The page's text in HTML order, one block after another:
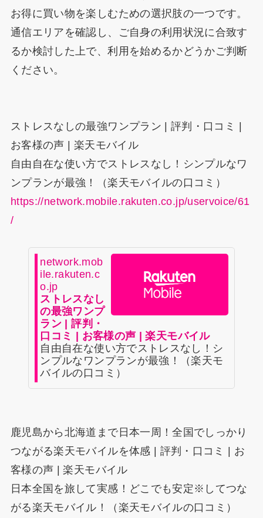
お得に買い物を楽しむための選択肢の一つです。
通信エリアを確認し、ご自身の利用状況に合致す
るか検討した上で、利用を始めるかどうかご判断
ください。
ストレスなしの最強ワンプラン | 評判・口コミ |
お客様の声 | 楽天モバイル
自由自在な使い方でストレスなし！シンプルなワ
ンプランが最強！（楽天モバイルの口コミ）
https://network.mobile.rakuten.co.jp/uservoice/61
/
network.mob
ile.rakuten.c
o.jp
ストレスなし
の最強ワンプ
ラン | 評判・
口コミ | お客様の声 | 楽天モバイル
自由自在な使い方でストレスなし！シ
ンプルなワンプランが最強！（楽天モ
バイルの口コミ）
鹿児島から北海道まで日本一周！全国でしっかり
つながる楽天モバイルを体感 | 評判・口コミ | お
客様の声 | 楽天モバイル
日本全国を旅して実感！どこでも安定※してつな
がる楽天モバイル！（楽天モバイルの口コミ）